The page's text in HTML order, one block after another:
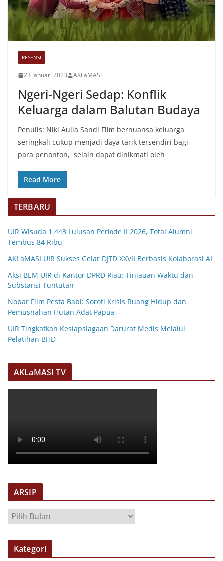
RESENSI
23 Januari 2023 AKLaMASI
Ngeri-Ngeri Sedap: Konflik
Keluarga dalam Balutan Budaya
Penulis: Niki Aulia Sandi Film bernuansa keluarga
seringkali cukup menjadi daya tarik tersendiri bagi
para penonton, selain dapat dinikmati oleh
Read More
TERBARU
UIR Wisuda 1.443 Lulusan Periode II 2026, Total Alumni
Tembus 84 Ribu
AKLaMASI UIR Sukses Gelar DJTD XXVII Berbasis Kolaborasi AI
Aksi BEM UIR di Kantor DPRD Riau: Tinjauan Waktu dan
Substansi Tuntutan
Nobar Film Pesta Babi: Soroti Krisis Ruang Hidup dan
Pemusnahan Hutan Adat Papua
UIR Tingkatkan Kesiapsiagaan Darurat Medis Melalui
Pelatihan BHD
AKLaMASI TV
ARSIP
S
Kategori